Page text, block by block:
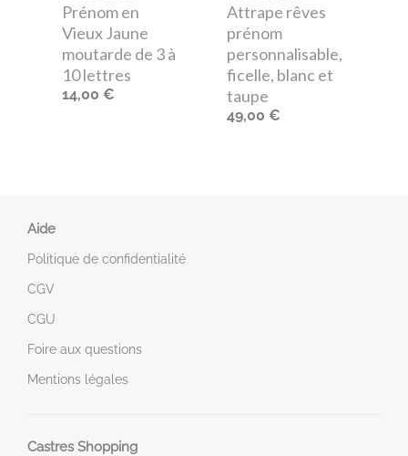
Prénom en
Vieux Jaune
moutarde de 3 à
10 lettres
14,00 €
Attrape rêves
prénom
personnalisable,
ficelle, blanc et
taupe
49,00 €
Aide
Politique de confidentialité
CGV
CGU
Foire aux questions
Mentions légales
Castres Shopping